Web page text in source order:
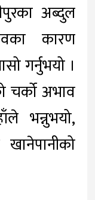
अब्दुल
कारण
गर्नुभयो ।
चर्को अभाव
भन्नुभयो,